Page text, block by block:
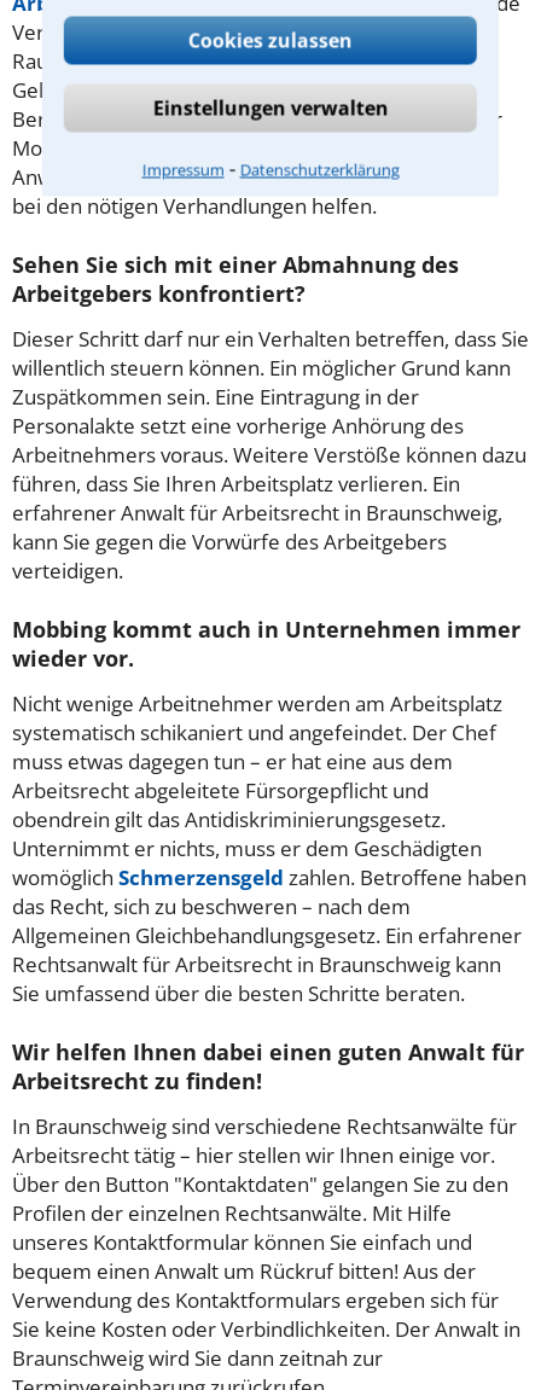
Cookies zulassen
Einstellungen verwalten
Impressum ⁃ Datenschutzerklärung
Vereinbarung findet. Manche Klage gegen einen
Rausschmiss endet mit einer Einigung auf eine
Geldzahlung. Für den Betrag gibt es mehrere
Berechnungsmetoden, eine davon lautet „ein halber
Monatslohn pro Beschäftigungsjahr“. Ein erfahrener
Anwalt für Arbeitsrecht in Braunschweig kann Ihnen
bei den nötigen Verhandlungen helfen.
Sehen Sie sich mit einer Abmahnung des
Arbeitgebers konfrontiert?
Dieser Schritt darf nur ein Verhalten betreffen, dass Sie
willentlich steuern können. Ein möglicher Grund kann
Zuspätkommen sein. Eine Eintragung in der
Personalakte setzt eine vorherige Anhörung des
Arbeitnehmers voraus. Weitere Verstöße können dazu
führen, dass Sie Ihren Arbeitsplatz verlieren. Ein
erfahrener Anwalt für Arbeitsrecht in Braunschweig,
kann Sie gegen die Vorwürfe des Arbeitgebers
verteidigen.
Mobbing kommt auch in Unternehmen immer
wieder vor.
Nicht wenige Arbeitnehmer werden am Arbeitsplatz
systematisch schikaniert und angefeindet. Der Chef
muss etwas dagegen tun – er hat eine aus dem
Arbeitsrecht abgeleitete Fürsorgepflicht und
obendrein gilt das Antidiskriminierungsgesetz.
Unternimmt er nichts, muss er dem Geschädigten
womöglich Schmerzensgeld zahlen. Betroffene haben
das Recht, sich zu beschweren – nach dem
Allgemeinen Gleichbehandlungsgesetz. Ein erfahrener
Rechtsanwalt für Arbeitsrecht in Braunschweig kann
Sie umfassend über die besten Schritte beraten.
Wir helfen Ihnen dabei einen guten Anwalt für
Arbeitsrecht zu finden!
In Braunschweig sind verschiedene Rechtsanwälte für
Arbeitsrecht tätig – hier stellen wir Ihnen einige vor.
Über den Button "Kontaktdaten" gelangen Sie zu den
Profilen der einzelnen Rechtsanwälte. Mit Hilfe
unseres Kontaktformular können Sie einfach und
bequem einen Anwalt um Rückruf bitten! Aus der
Verwendung des Kontaktformulars ergeben sich für
Sie keine Kosten oder Verbindlichkeiten. Der Anwalt in
Braunschweig wird Sie dann zeitnah zur